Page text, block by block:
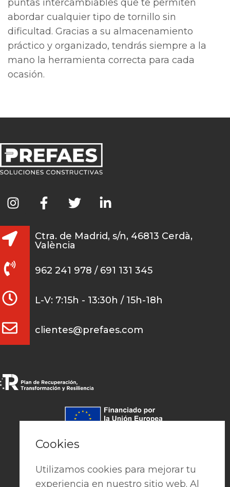
puntas intercambiables que te permiten
abordar cualquier tipo de tornillo sin
dificultad. Gracias a su almacenamiento
práctico y organizado, tendrás siempre a la
mano la herramienta correcta para cada
ocasión.
Ctra. de Madrid, s/n, 46813 Cerdà,
València
962 241 978 / 691 131 345
L-V: 7:15h - 13:30h / 15h-18h
clientes@prefaes.com
Cookies
Utilizamos cookies para mejorar tu
experiencia en nuestro sitio web. Al